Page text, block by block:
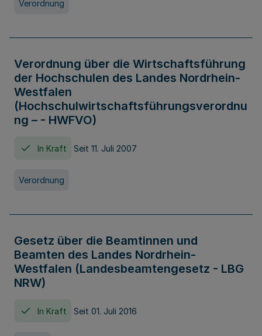
Verordnung
Verordnung über die Wirtschaftsführung
der Hochschulen des Landes Nordrhein-
Westfalen
(Hochschulwirtschaftsführungsverordnu
ng – - HWFVO)
In Kraft Seit 11. Juli 2007
Verordnung
Gesetz über die Beamtinnen und
Beamten des Landes Nordrhein-
Westfalen (Landesbeamtengesetz - LBG
NRW)
In Kraft Seit 01. Juli 2016